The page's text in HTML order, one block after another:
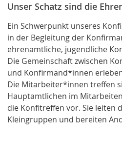
Unser Schatz sind die
Ein Schwerpunkt unseres
in der Begleitung der
ehrenamtliche, jugendliche
Die Gemeinschaft zwischen
und Konfirmand*innen
Die Mitarbeiter*innen treffen
Hauptamtlichen im
die Konfitreffen vor. Sie leiten
Kleingruppen und bereiten